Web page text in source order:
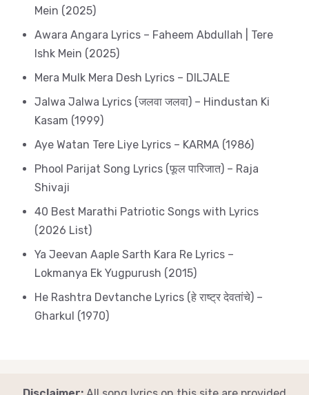
Mein (2025)
Awara Angara Lyrics – Faheem Abdullah | Tere
Ishk Mein (2025)
Mera Mulk Mera Desh Lyrics – DILJALE
Jalwa Jalwa Lyrics (जलवा जलवा) – Hindustan Ki
Kasam (1999)
Aye Watan Tere Liye Lyrics – KARMA (1986)
Phool Parijat Song Lyrics (फूल पारिजात) – Raja
Shivaji
40 Best Marathi Patriotic Songs with Lyrics
(2026 List)
Ya Jeevan Aaple Sarth Kara Re Lyrics –
Lokmanya Ek Yugpurush (2015)
He Rashtra Devtanche Lyrics (हे राष्ट्र देवतांचे) –
Gharkul (1970)